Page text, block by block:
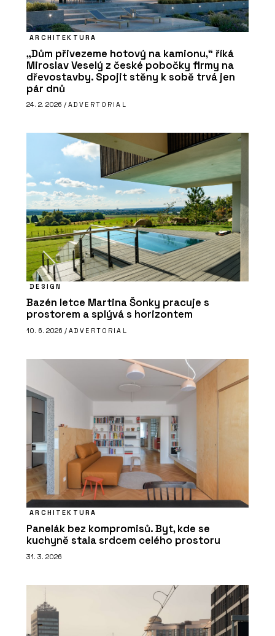
ARCHITEKTURA
„Dům přivezeme hotový na kamionu,“ říká
Miroslav Veselý z české pobočky firmy na
dřevostavby. Spojit stěny k sobě trvá jen
pár dnů
24. 2. 2026 / ADVERTORIAL
DESIGN
Bazén letce Martina Šonky pracuje s
prostorem a splývá s horizontem
10. 6. 2026 / ADVERTORIAL
ARCHITEKTURA
Panelák bez kompromisů. Byt, kde se
kuchyně stala srdcem celého prostoru
31. 3. 2026